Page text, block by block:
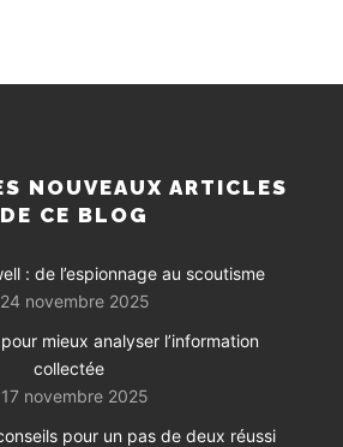
NOUVEAUX ARTICLES
DE CE BLOG
: de l’espionnage au scoutisme
24 novembre 2025
mieux analyser l’information
collectée
17 novembre 2025
pour un pas de deux réussi